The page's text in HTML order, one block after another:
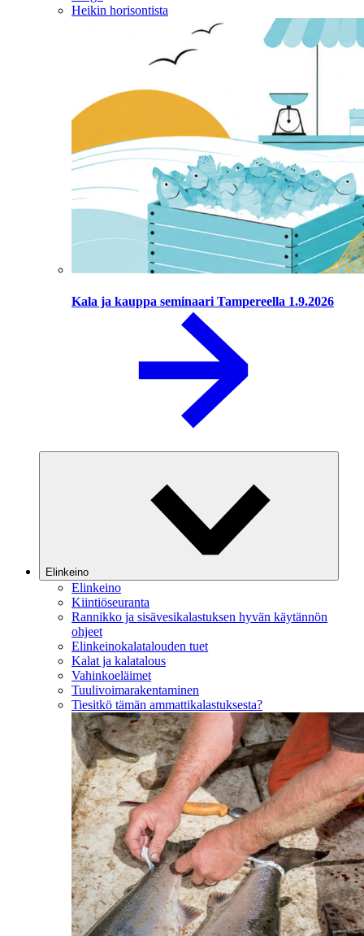
Heikin horisontista
Kala ja kauppa seminaari Tampereella 1.9.2026
Elinkeino
Elinkeino
Kiintiöseuranta
Rannikko ja sisävesikalastuksen hyvän käytännön
ohjeet
Elinkeinokalatalouden tuet
Kalat ja kalatalous
Vahinkoeläimet
Tuulivoimarakentaminen
Tiesitkö tämän ammattikalastuksesta?